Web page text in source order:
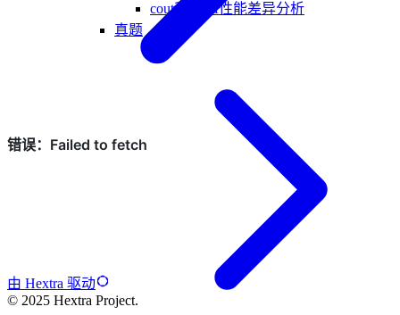
cout和printf性能差异分析
真题
由 Hextra 驱动
© 2025 Hextra Project.